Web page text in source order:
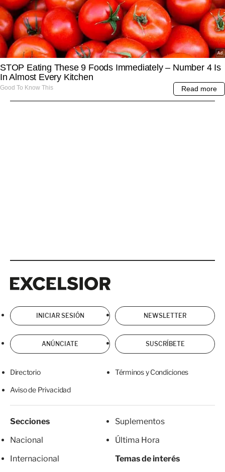
INICIAR SESIÓN NEWSLETTER
ANÚNCIATE SUSCRÍBETE
Directorio Términos y Condiciones
Aviso de Privacidad
Secciones
Nacional
Internacional
Suplementos
Última Hora
Temas de interés